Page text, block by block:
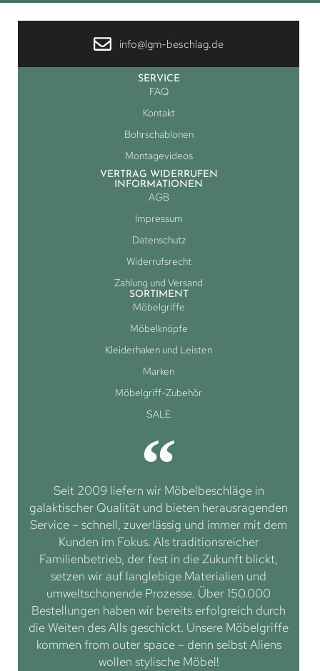
info@lgm-beschlag.de
SERVICE
FAQ
Kontakt
Bohrschablonen
Montagevideos
VERTRAG WIDERRUFEN
INFORMATIONEN
AGB
Impressum
Datenschutz
Widerrufsrecht
Zahlung und Versand
SORTIMENT
Möbelgriffe
Möbelknöpfe
Kleiderhaken und Leisten
Marken
Möbelgriff-Zubehör
SALE
Seit 2009 liefern wir Möbelbeschläge in
galaktischer Qualität und bieten herausragenden
Service – schnell, zuverlässig und immer mit dem
Kunden im Fokus. Als traditionsreicher
Familienbetrieb, der fest in die Zukunft blickt,
setzen wir auf langlebige Materialien und
umweltschonende Prozesse. Über 150.000
Bestellungen haben wir bereits erfolgreich durch
die Weiten des Alls geschickt. Unsere Möbelgriffe
kommen from outer space – denn selbst Aliens
wollen stylische Möbel!